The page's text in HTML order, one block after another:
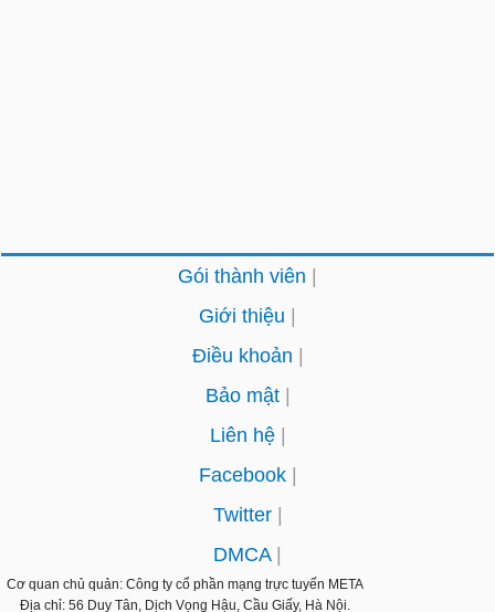
Gói thành viên
Giới thiệu
Điều khoản
Bảo mật
Liên hệ
Facebook
Twitter
DMCA
Cơ quan chủ quản: Công ty cổ phần mạng trực tuyến META
Địa chỉ: 56 Duy Tân, Dịch Vọng Hậu, Cầu Giấy, Hà Nội.